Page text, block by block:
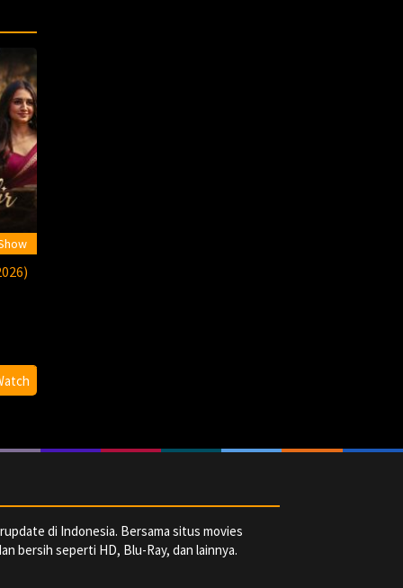
di Indonesia. Bersama situs movies
bersih seperti HD, Blu-Ray, dan lainnya.